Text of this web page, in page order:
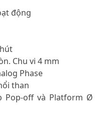
động
Chu vi 4 mm
Phase
than
Pop-off và Platform Ø